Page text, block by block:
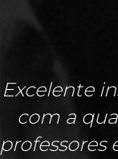
Excelente
com a
professores